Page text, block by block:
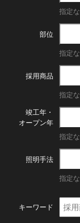
指定
部位
指定
採用商品
指定
竣工年・
オープン年
指定
照明手法
指定
キーワード